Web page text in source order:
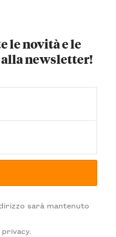
le novità e le
newsletter!
sarà mantenuto